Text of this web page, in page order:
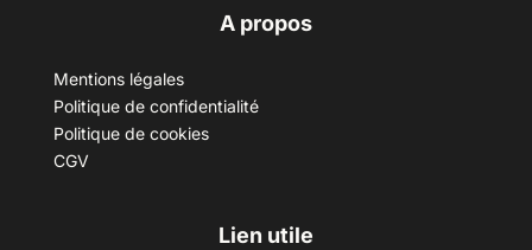
A propos
Mentions légales
Politique de confidentialité
Politique de cookies
CGV
Lien utile